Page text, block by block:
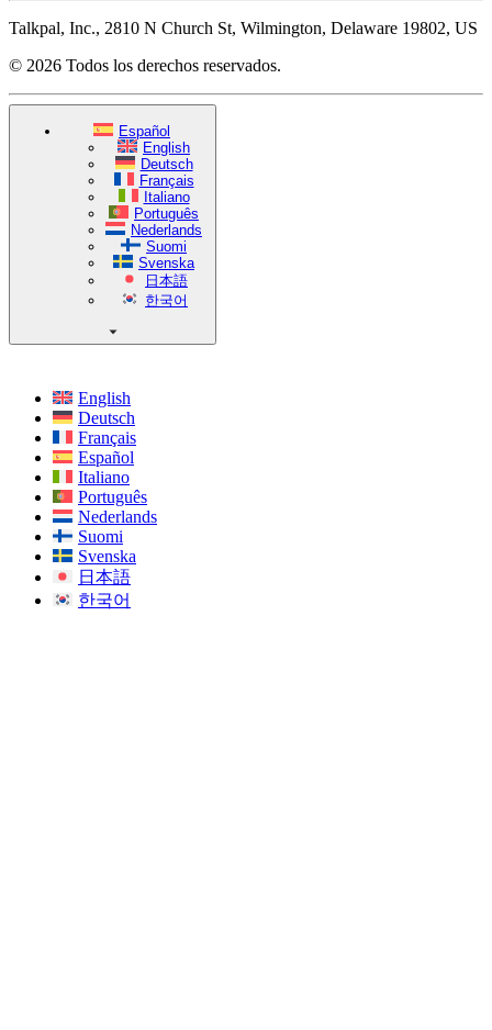
Talkpal, Inc., 2810 N Church St, Wilmington, Delaware 19802, US
© 2026 Todos los derechos reservados.
Español
English
Deutsch
Français
Italiano
Português
Nederlands
Suomi
Svenska
日本語
한국어
English
Deutsch
Français
Español
Italiano
Português
Nederlands
Suomi
Svenska
日本語
한국어